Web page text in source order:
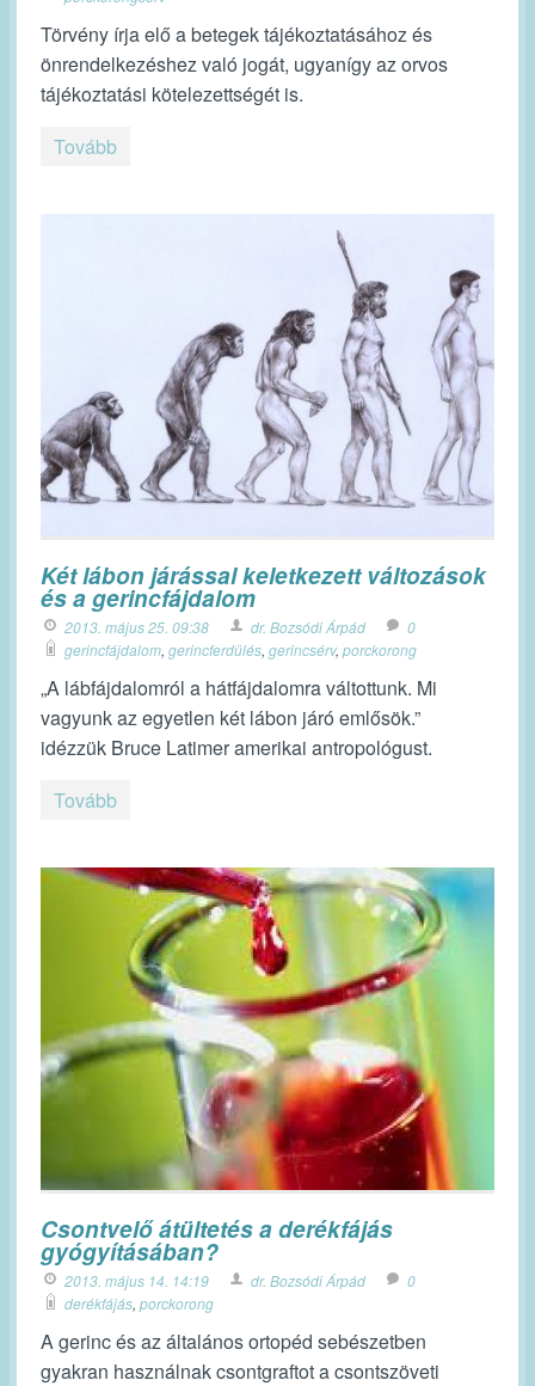
Törvény írja elő a betegek tájékoztatásához és
önrendelkezéshez való jogát, ugyanígy az orvos
tájékoztatási kötelezettségét is.
Tovább
Két lábon járással keletkezett változások
és a gerincfájdalom
2013. május 25. 09:38 dr. Bozsódi Árpád
0
gerincfájdalom, gerincferdülés, gerincsérv, porckorong
„A lábfájdalomról a hátfájdalomra váltottunk. Mi
vagyunk az egyetlen két lábon járó emlősök.”
idézzük Bruce Latimer amerikai antropológust.
Tovább
Csontvelő átültetés a derékfájás
gyógyításában?
2013. május 14. 14:19 dr. Bozsódi Árpád
0
derékfájás, porckorong
A gerinc és az általános ortopéd sebészetben
gyakran használnak csontgraftot a csontszöveti